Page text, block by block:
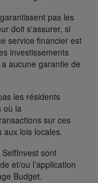
pas les
doit s'assurer, si
service financier est
investissements
aucune garantie de
les résidents
où la
sur ces
aux lois locales.
sont
et/ou l’application
Budget.